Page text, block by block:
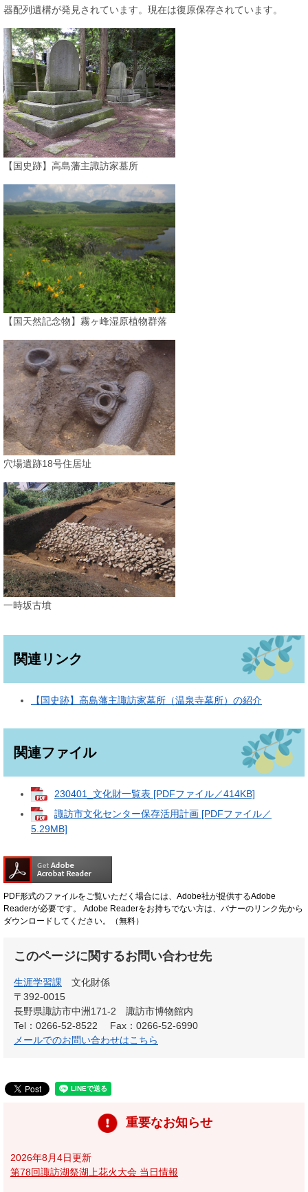
器配列遺構が発見されています。現在は復原保存されています。
【国史跡】高島藩主諏訪家墓所
【国天然記念物】霧ヶ峰湿原植物群落
穴場遺跡18号住居址
一時坂古墳
関連リンク
【国史跡】高島藩主諏訪家墓所（温泉寺墓所）の紹介
関連ファイル
230401_文化財一覧表 [PDFファイル／414KB]
諏訪市文化センター保存活用計画 [PDFファイル／
5.29MB]
PDF形式のファイルをご覧いただく場合には、Adobe社が提供するAdobe
Readerが必要です。
Adobe Readerをお持ちでない方は、バナーのリンク先から
ダウンロードしてください。（無料）
このページに関するお問い合わせ先
生涯学習課
文化財係
〒392-0015
長野県諏訪市中洲171-2 諏訪市博物館内
Tel：0266-52-8522
Fax：0266-52-6990
メールでのお問い合わせはこちら
重要なお知らせ
2026年8月4日更新
第78回諏訪湖祭湖上花火大会 当日情報